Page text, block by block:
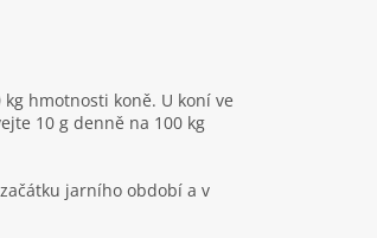
hmotnosti koně. U koní ve
10 g denně na 100 kg
jarního období a v